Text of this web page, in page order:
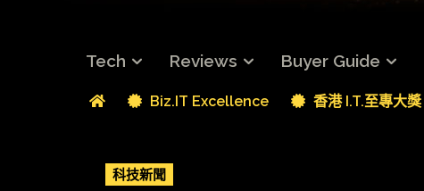
Tech Reviews Buyer Guide
Biz.IT Excellence 香港 I.T.至專大獎
科技新聞